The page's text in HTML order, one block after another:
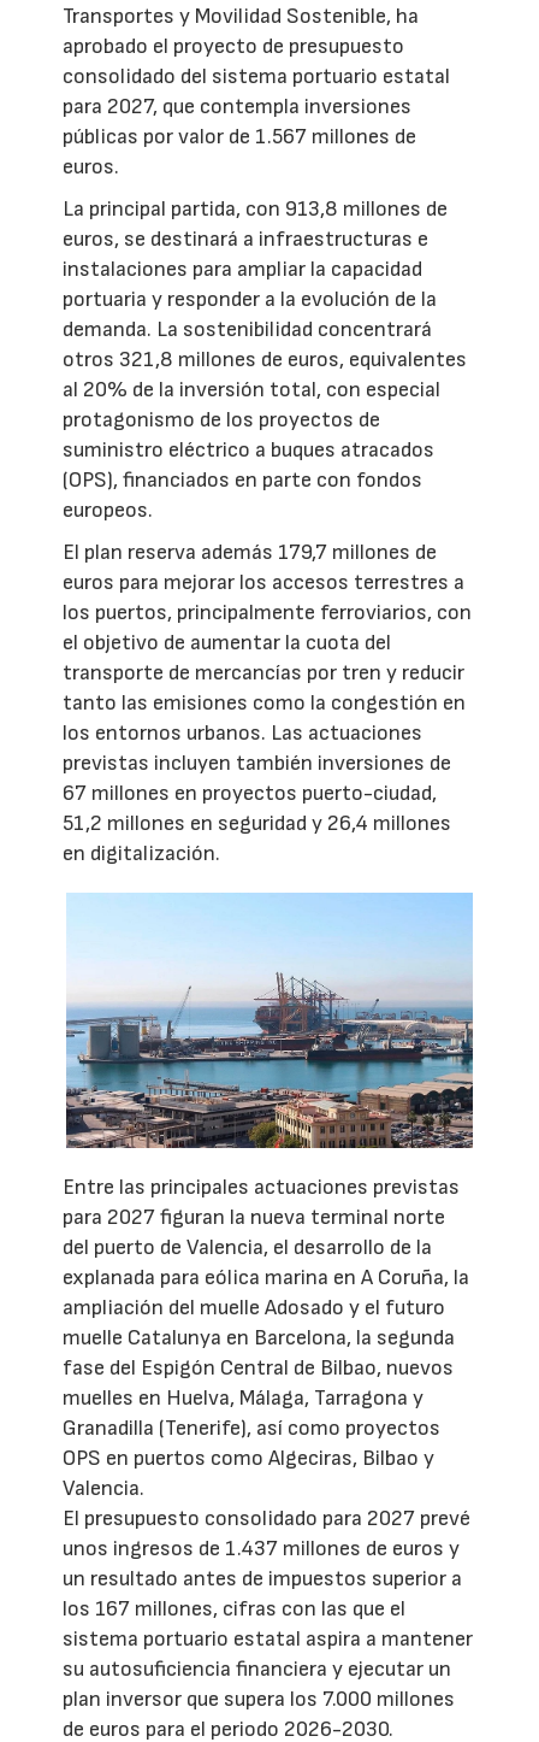
Transportes y Movilidad Sostenible, ha
aprobado el proyecto de presupuesto
consolidado del sistema portuario estatal
para 2027, que contempla inversiones
públicas por valor de 1.567 millones de
euros.
La principal partida, con 913,8 millones de
euros, se destinará a infraestructuras e
instalaciones para ampliar la capacidad
portuaria y responder a la evolución de la
demanda. La sostenibilidad concentrará
otros 321,8 millones de euros, equivalentes
al 20% de la inversión total, con especial
protagonismo de los proyectos de
suministro eléctrico a buques atracados
(OPS), financiados en parte con fondos
europeos.
El plan reserva además 179,7 millones de
euros para mejorar los accesos terrestres a
los puertos, principalmente ferroviarios, con
el objetivo de aumentar la cuota del
transporte de mercancías por tren y reducir
tanto las emisiones como la congestión en
los entornos urbanos. Las actuaciones
previstas incluyen también inversiones de
67 millones en proyectos puerto-ciudad,
51,2 millones en seguridad y 26,4 millones
en digitalización.
Entre las principales actuaciones previstas
para 2027 figuran la nueva terminal norte
del puerto de Valencia, el desarrollo de la
explanada para eólica marina en A Coruña, la
ampliación del muelle Adosado y el futuro
muelle Catalunya en Barcelona, la segunda
fase del Espigón Central de Bilbao, nuevos
muelles en Huelva, Málaga, Tarragona y
Granadilla (Tenerife), así como proyectos
OPS en puertos como Algeciras, Bilbao y
Valencia.
El presupuesto consolidado para 2027 prevé
unos ingresos de 1.437 millones de euros y
un resultado antes de impuestos superior a
los 167 millones, cifras con las que el
sistema portuario estatal aspira a mantener
su autosuficiencia financiera y ejecutar un
plan inversor que supera los 7.000 millones
de euros para el periodo 2026-2030.